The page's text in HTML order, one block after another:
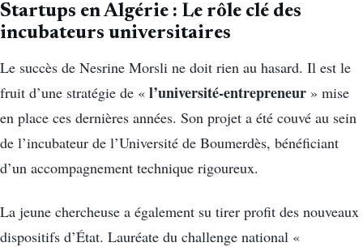
Startups en Algérie : Le rôle clé des
incubateurs universitaires
Le succès de Nesrine Morsli ne doit rien au hasard. Il est le
fruit d’une stratégie de « l’université-entrepreneur » mise
en place ces dernières années. Son projet a été couvé au sein
de l’incubateur de l’Université de Boumerdès, bénéficiant
d’un accompagnement technique rigoureux.
La jeune chercheuse a également su tirer profit des nouveaux
dispositifs d’État. Lauréate du challenge national «